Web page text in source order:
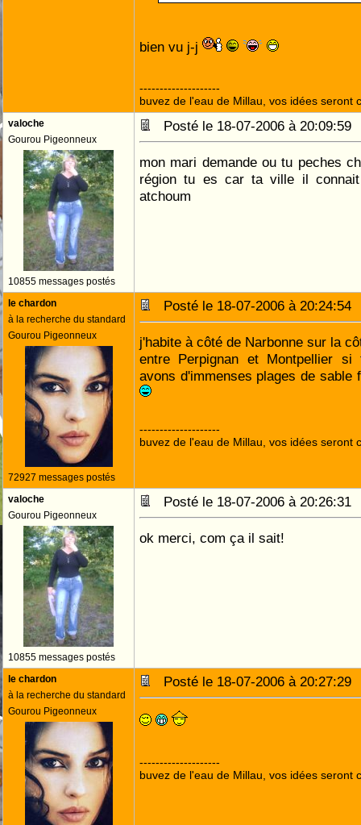
bien vu j-j
--------------------
buvez de l'eau de Millau, vos idées seront
valoche
Gourou Pigeonneux
10855 messages postés
Posté le 18-07-2006 à
mon mari demande ou tu peches
région tu es car ta ville il
atchoum
le chardon
à la recherche du standard
Gourou Pigeonneux
72927 messages postés
Posté le 18-07-2006 à
j'habite à côté de Narbonne sur la
entre Perpignan et Montpellier
avons d'immenses plages de
--------------------
buvez de l'eau de Millau, vos idées seront
valoche
Gourou Pigeonneux
10855 messages postés
Posté le 18-07-2006 à
ok merci, com ça il sait!
le chardon
à la recherche du standard
Gourou Pigeonneux
Posté le 18-07-2006 à
--------------------
buvez de l'eau de Millau, vos idées seront